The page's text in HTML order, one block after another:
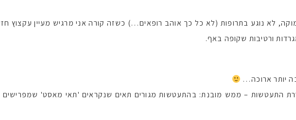
לא נוגע בתרופות (לא כל כך אוהב רופאים…) כשזה קורה אני מרגיש מעיין עקצוץ
ורטיבות שקופה באף.
יותר ארוכה…
התעטשות – ממש מובנת: בהתעטשות מגורים תאים שנקראים 'תאי מאסט' שמפרישים